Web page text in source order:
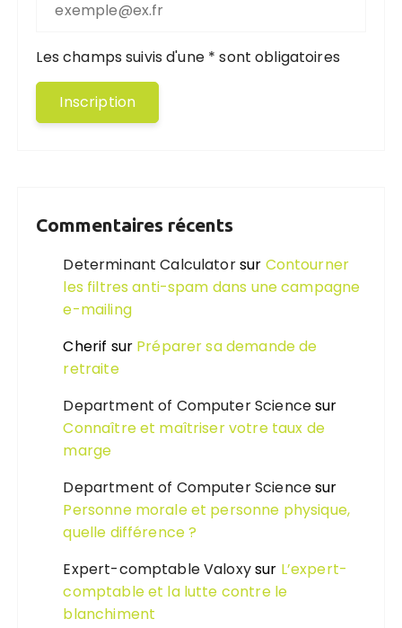
Les champs suivis d'une * sont obligatoires
Commentaires récents
Determinant Calculatorsur Contourner
les filtres anti-spam dans une campagne
e-mailing
Cherif sur Préparer sa demande de
retraite
Department of Computer Sciencesur
Connaître et maîtriser votre taux de
marge
Department of Computer Sciencesur
Personne morale et personne physique,
quelle différence ?
Expert-comptable Valoxysur L’expert-
comptable et la lutte contre le
blanchiment